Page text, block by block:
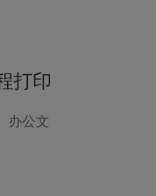
打印
办公文